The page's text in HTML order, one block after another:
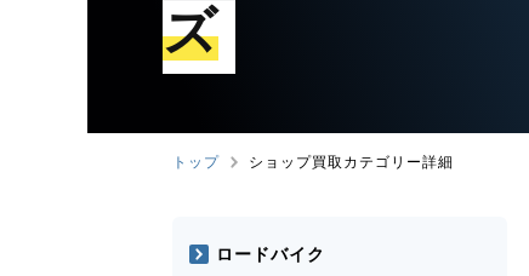
ズ
トップ ショップ買取カテゴリー詳細
ロードバイク